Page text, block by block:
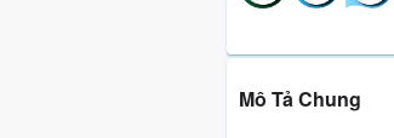
Mô Tả Chung